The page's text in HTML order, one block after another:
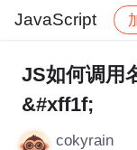
JavaScript
社区
JS如何调用
&#xff1f;
cokyrain